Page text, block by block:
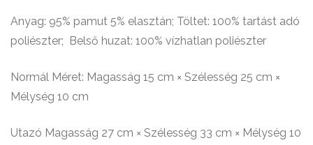
Anyag: 95% pamut 5% elasztán; Töltet: 100% tartást adó
poliészter; Belső huzat: 100% vízhatlan poliészter
Normál Méret: Magasság 15 cm × Szélesség 25 cm ×
Mélység 10 cm
Utazó Magasság 27 cm × Szélesség 33 cm × Mélység 10